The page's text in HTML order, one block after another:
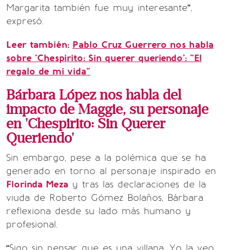
Margarita también fue muy interesante”,
expresó.
Leer también: Pablo Cruz Guerrero nos habla
sobre 'Chespirito: Sin querer queriendo': "El
regalo de mi vida”
Bárbara López nos habla del
impacto de Maggie, su personaje
en 'Chespirito: Sin Querer
Queriendo'
Sin embargo, pese a la polémica que se ha
generado en torno al personaje inspirado en
Florinda Meza y tras las declaraciones de la
viuda de Roberto Gómez Bolaños, Bárbara
reflexiona desde su lado más humano y
profesional.